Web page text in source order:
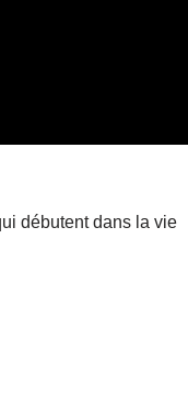
débutent dans la vie